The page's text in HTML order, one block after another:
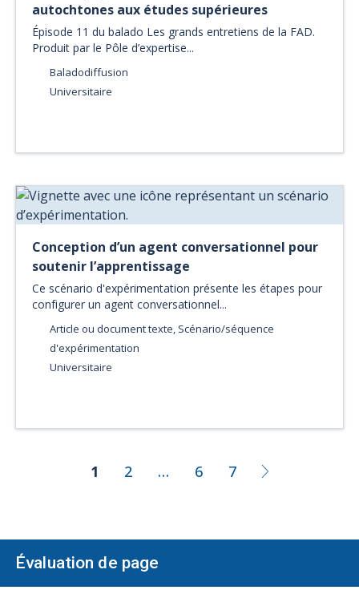
autochtones aux études supérieures
Épisode 11 du balado Les grands entretiens de la FAD.
Produit par le Pôle d’expertise...
Baladodiffusion
Universitaire
Conception d’un agent conversationnel pour
soutenir l’apprentissage
Ce scénario d'expérimentation présente les étapes pour
configurer un agent conversationnel...
Article ou document texte, Scénario/séquence
d'expérimentation
Universitaire
1 2 … 6 7
Évaluation de page